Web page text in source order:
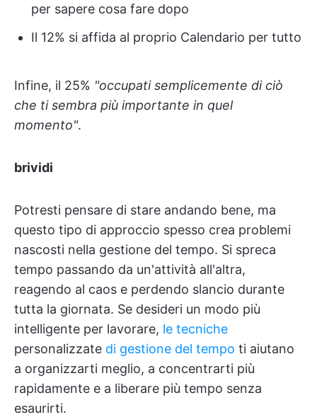
per sapere cosa fare dopo
Il 12% si affida al proprio Calendario per tutto
Infine, il 25% "occupati semplicemente di ciò
che ti sembra più importante in quel
momento".
brividi
Potresti pensare di stare andando bene, ma
questo tipo di approccio spesso crea problemi
nascosti nella gestione del tempo. Si spreca
tempo passando da un'attività all'altra,
reagendo al caos e perdendo slancio durante
tutta la giornata. Se desideri un modo più
intelligente per lavorare, le tecniche
personalizzate di gestione del tempo ti aiutano
a organizzarti meglio, a concentrarti più
rapidamente e a liberare più tempo senza
esaurirti.